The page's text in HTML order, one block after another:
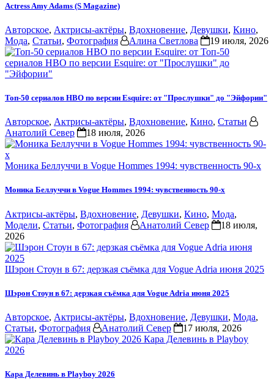
Actress Amy Adams (S Magazine)
Авторское, Актрисы-актёры, Вдохновение, Девушки, Кино,
Мода, Статьи, Фотография Алина Светлова
19 июля, 2026
Топ-50
сериалов HBO по версии Esquire: от "Прослушки" до
"Эйфории"
Топ-50 сериалов HBO по версии Esquire: от "Прослушки" до "Эйфории"
Авторское, Актрисы-актёры, Вдохновение, Кино, Статьи
Анатолий Север
18 июля, 2026
Моника Беллуччи в Vogue Hommes 1994: чувственность 90-х
Моника Беллуччи в Vogue Hommes 1994: чувственность 90-х
Актрисы-актёры, Вдохновение, Девушки, Кино, Мода,
Модели, Статьи, Фотография Анатолий Север
18 июля,
2026
Шэрон Стоун в 67: дерзкая съёмка для Vogue Adria июня 2025
Шэрон Стоун в 67: дерзкая съёмка для Vogue Adria июня 2025
Авторское, Актрисы-актёры, Вдохновение, Девушки, Мода,
Статьи, Фотография Анатолий Север
17 июля, 2026
Кара Делевинь в Playboy
2026
Кара Делевинь в Playboy 2026